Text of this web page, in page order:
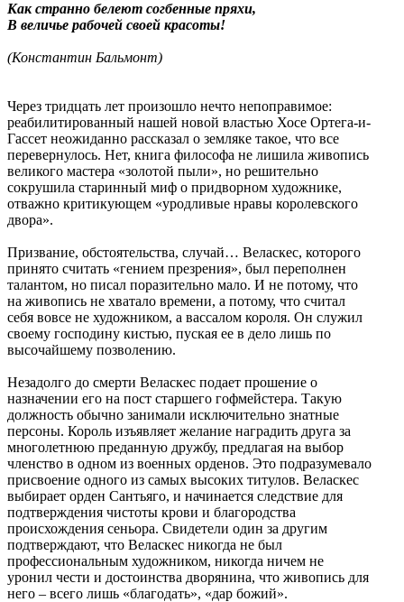
Как странно белеют согбенные пряхи,
В величье рабочей своей красоты!
(Константин Бальмонт)
Через тридцать лет произошло нечто непоправимое:
реабилитированный нашей новой властью Хосе Ортега-и-
Гассет неожиданно рассказал о земляке такое, что все
перевернулось. Нет, книга философа не лишила живопись
великого мастера «золотой пыли», но решительно
сокрушила старинный миф о придворном художнике,
отважно критикующем «уродливые нравы королевского
двора».
Призвание, обстоятельства, случай… Веласкес, которого
принято считать «гением презрения», был переполнен
талантом, но писал поразительно мало. И не потому, что
на живопись не хватало времени, а потому, что считал
себя вовсе не художником, а вассалом короля. Он служил
своему господину кистью, пуская ее в дело лишь по
высочайшему позволению.
Незадолго до смерти Веласкес подает прошение о
назначении его на пост старшего гофмейстера. Такую
должность обычно занимали исключительно знатные
персоны. Король изъявляет желание наградить друга за
многолетнюю преданную дружбу, предлагая на выбор
членство в одном из военных орденов. Это подразумевало
присвоение одного из самых высоких титулов. Веласкес
выбирает орден Сантьяго, и начинается следствие для
подтверждения чистоты крови и благородства
происхождения сеньора. Свидетели один за другим
подтверждают, что Веласкес никогда не был
профессиональным художником, никогда ничем не
уронил чести и достоинства дворянина, что живопись для
него – всего лишь «благодать», «дар божий».